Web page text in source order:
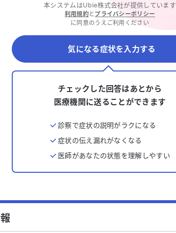
本システムはUbie株式会社が提供しています
利用規約と プライバシーポリシー
に同意のうえご利用ください
気になる症状を入力する
チェックした回答はあとから
医療機関に送ることができます
診察で症状の説明がラクになる
症状の伝え漏れがなくなる
医師があなたの状態を理解しやすい